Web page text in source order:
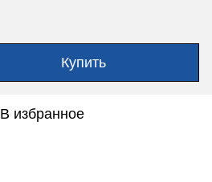
Купить
В избранное